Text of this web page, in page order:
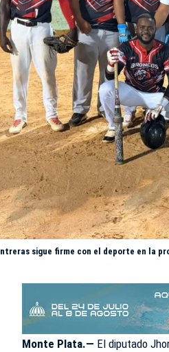
sigue firme con el deporte en la
Monte Plata.— El diputado